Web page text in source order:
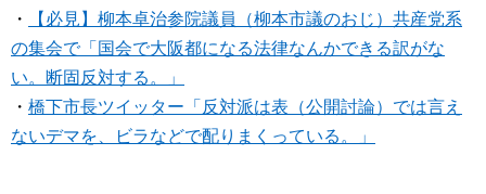
・
【必見】柳本卓治参院議員（柳本市議のおじ）共産党系
の集会で「国会で大阪都になる法律なんかできる訳がな
い。断固反対する。」
・ 橋下市長ツイッター「反対派は表（公開討論）では言え
ないデマを、ビラなどで配りまくっている。」